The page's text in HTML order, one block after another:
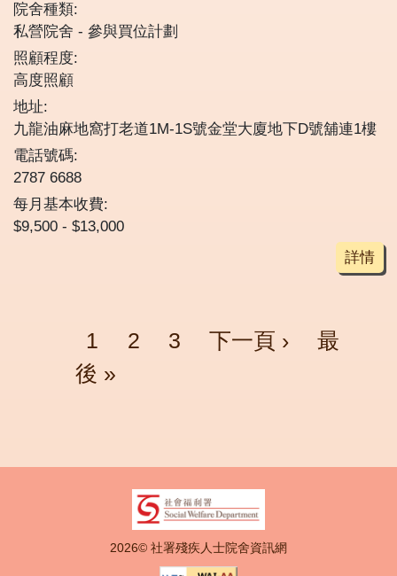
院舍種類:
私營院舍
參與買位計劃
照顧程度:
高度照顧
地址:
九龍油麻地窩打老道1M-1S號金堂大廈地下D號舖連1樓
電話號碼:
2787 6688
每月基本收費:
$9,500 - $13,000
詳情
Pagination
頁面
1 頁面
2 頁面
3 Next page
下一頁 › Last
最
後 »
2026© 社署殘疾人士院舍資訊網